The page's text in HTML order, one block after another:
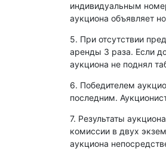
индивидуальным
аукциона объявляет
5. При отсутствии
аренды 3 раза. Если
аукциона не поднял
6. Победителем
последним.
7. Результаты
комиссии в двух
аукциона